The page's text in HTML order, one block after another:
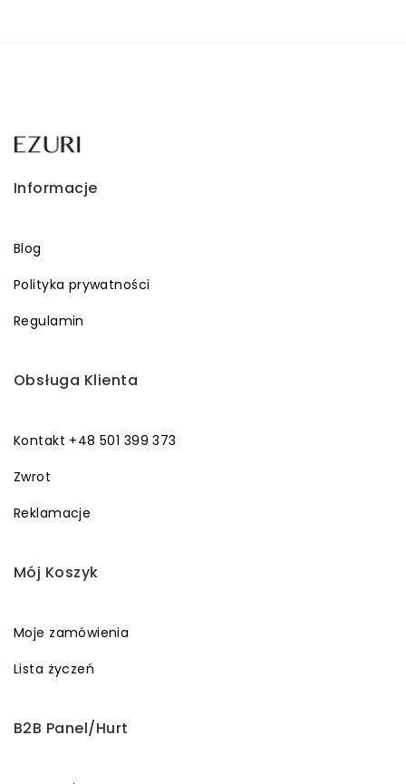
Informacje
Blog
Polityka prywatności
Regulamin
Obsługa Klienta
Kontakt +48 501 399 373
Zwrot
Reklamacje
Mój Koszyk
Moje zamówienia
Lista życzeń
B2B Panel/Hurt